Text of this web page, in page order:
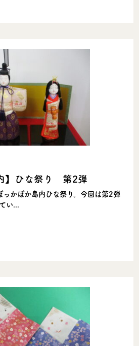
】ひな祭り 第2弾
っかぽか島内ひな祭り。今回は第2弾
い...